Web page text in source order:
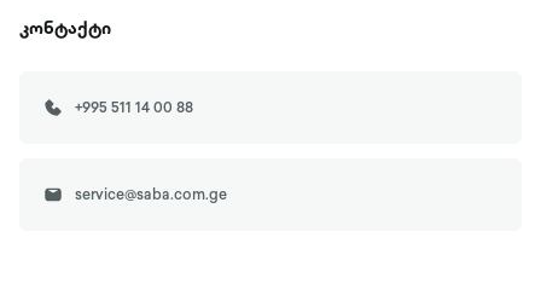
კონტაქტი
+995 511 14 00 88
service@saba.com.ge